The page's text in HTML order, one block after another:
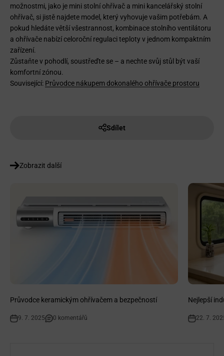
možnostmi, jako je mini stolní ohřívač a mini kancelářský stolní
ohřívač, si jistě najdete model, který vyhovuje vašim potřebám. A
pokud hledáte větší všestrannost, kombinace stolního ventilátoru
a ohřívače nabízí celoroční regulaci teploty v jednom kompaktním
zařízení.
Zůstaňte v pohodlí, soustřeďte se – a nechte svůj stůl být vaší
komfortní zónou.
Související: Průvodce nákupem dokonalého ohřívače prostoru
Sdílet
Zobrazit další
Průvodce keramickým ohřívačem a bezpečností
9. 7. 2025 0 komentářů
Nejlepší
22. 7.